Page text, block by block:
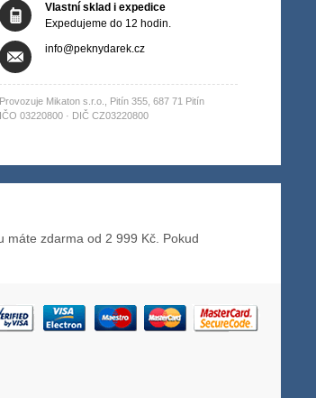
Vlastní sklad i expedice
Expedujeme do 12 hodin.
info@peknydarek.cz
Provozuje Mikaton s.r.o., Pitín 355, 687 71 Pitín
IČO 03220800 · DIČ CZ03220800
máte zdarma od 2 999 Kč. Pokud